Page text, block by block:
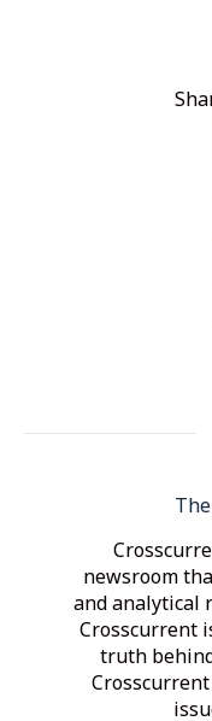
newsroom
and analytical
Crosscurrent
truth